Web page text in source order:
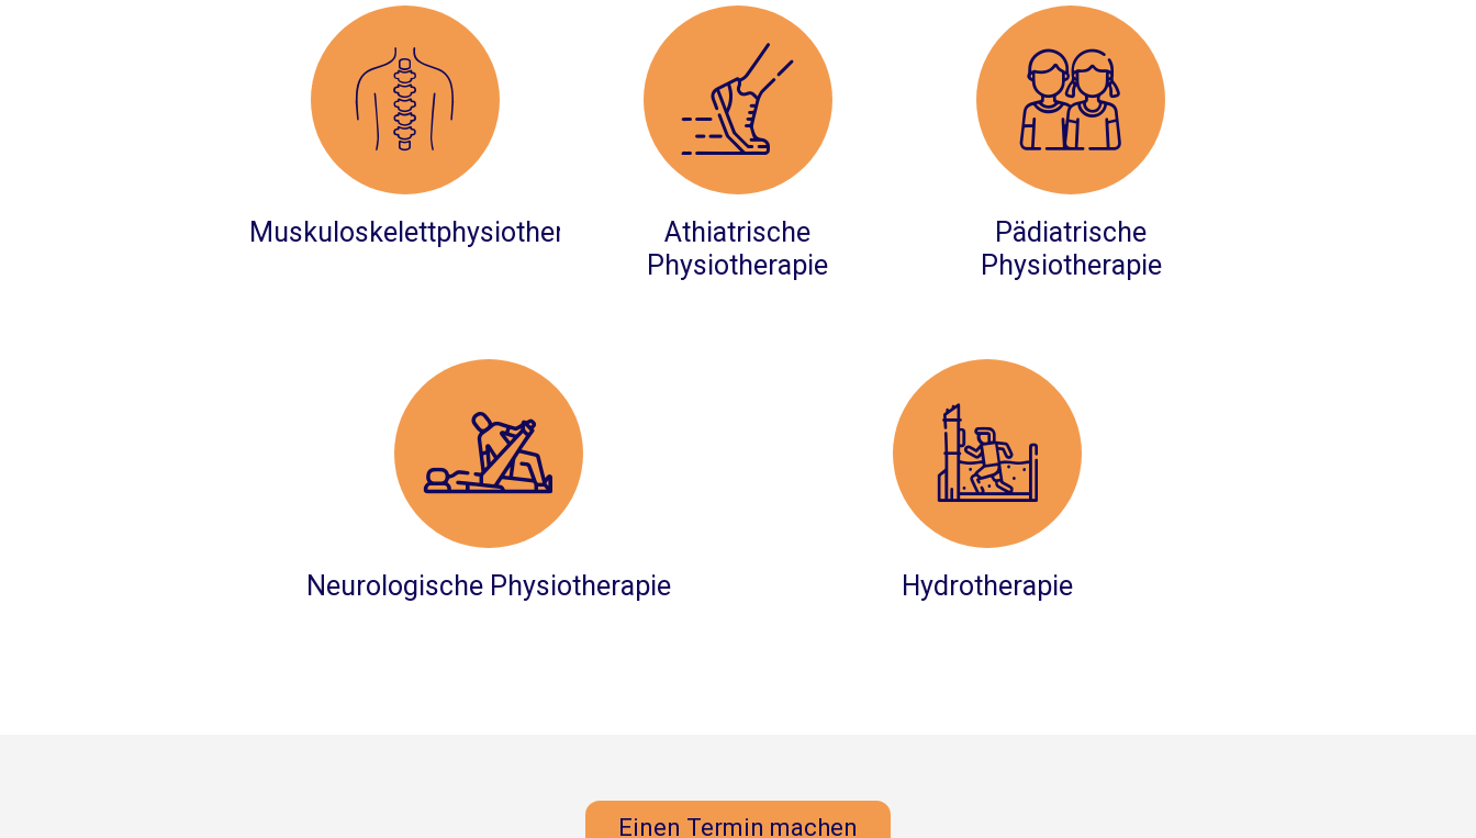
Muskuloskelettphysiotherapie
Athiatrische
Physiotherapie
Pädiatrische
Physiotherapie
Neurologische Physiotherapie Hydrotherapie
Einen Termin machen